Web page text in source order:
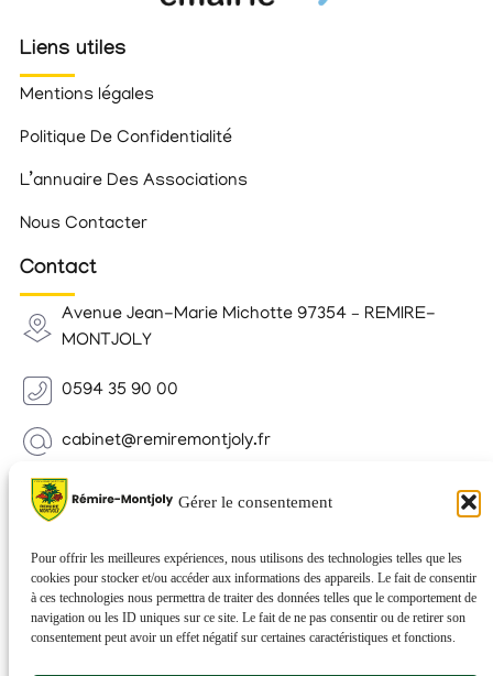
Gérer le consentement
Pour offrir les meilleures expériences, nous utilisons des technologies telles que les
cookies pour stocker et/ou accéder aux informations des appareils. Le fait de consentir
à ces technologies nous permettra de traiter des données telles que le comportement de
navigation ou les ID uniques sur ce site. Le fait de ne pas consentir ou de retirer son
consentement peut avoir un effet négatif sur certaines caractéristiques et fonctions.
Liens utiles
Mentions légales
Politique De Confidentialité
L’annuaire Des Associations
Nous Contacter
Contact
Avenue Jean-Marie Michotte 97354 – REMIRE-
MONTJOLY
0594 35 90 00
cabinet@remiremontjoly.fr
Newsletter
nouvelles de votre commune.